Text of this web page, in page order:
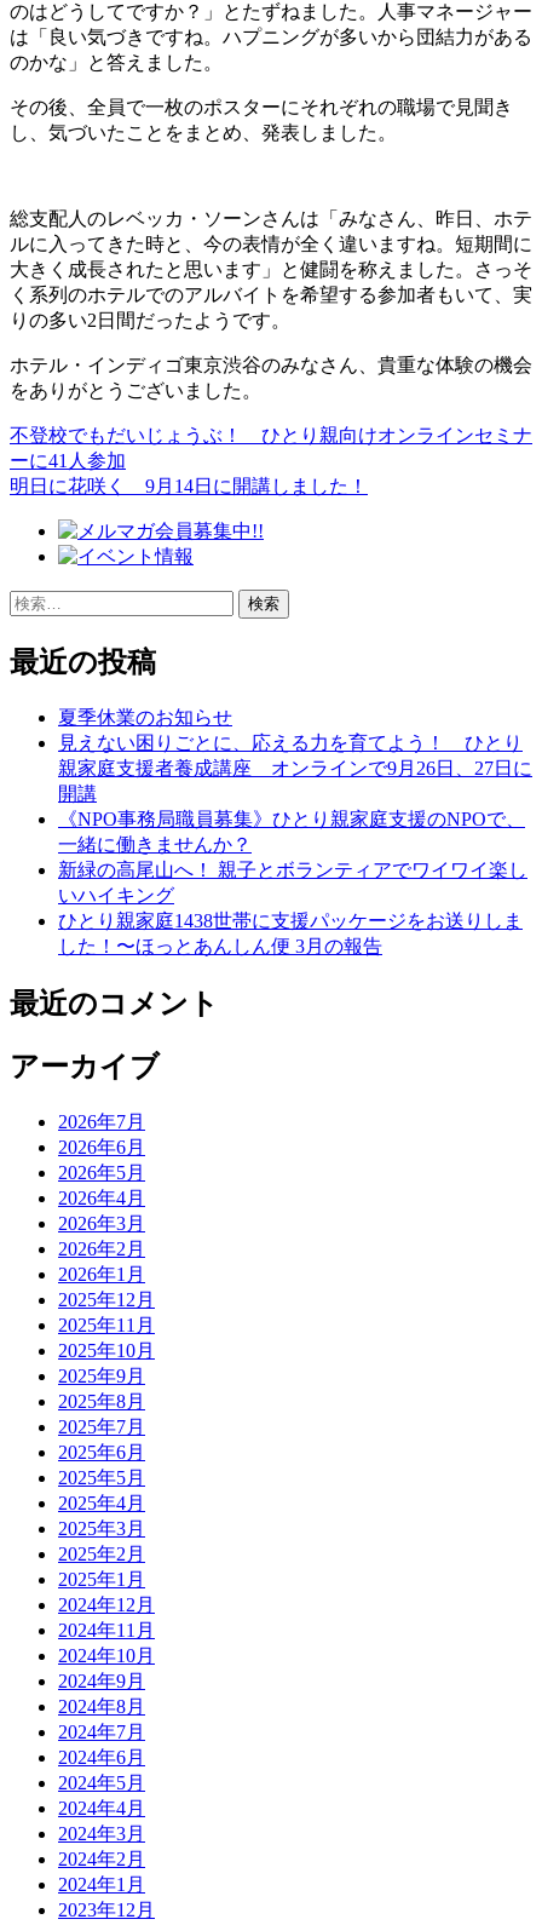
のはどうしてですか？」とたずねました。人事マネージャー
は「良い気づきですね。ハプニングが多いから団結力がある
のかな」と答えました。
その後、全員で一枚のポスターにそれぞれの職場で見聞き
し、気づいたことをまとめ、発表しました。
総支配人のレベッカ・ソーンさんは「みなさん、昨日、ホテ
ルに入ってきた時と、今の表情が全く違いますね。短期間に
大きく成長されたと思います」と健闘を称えました。さっそ
く系列のホテルでのアルバイトを希望する参加者もいて、実
りの多い2日間だったようです。
ホテル・インディゴ東京渋谷のみなさん、貴重な体験の機会
をありがとうございました。
投
稿
ゲ
シ
不登校でもだいじょうぶ！ ひとり親向けオンラインセミナ
ーに41人参加
明日に花咲く 9月14日に開講しました！
検
最近の投稿
夏季休業のお知らせ
見えない困りごとに、応える力を育てよう！ ひとり
親家庭支援者養成講座 オンラインで9月26日、27日に
開講
《NPO事務局職員募集》ひとり親家庭支援のNPOで、
一緒に働きませんか？
新緑の高尾山へ！ 親子とボランティアでワイワイ楽し
いハイキング
ひとり親家庭1438世帯に支援パッケージをお送りしま
した！〜ほっとあんしん便 3月の報告
最近のコメント
アーカイブ
2026年7月
2026年6月
2026年5月
2026年4月
2026年3月
2026年2月
2026年1月
2025年12月
2025年11月
2025年10月
2025年9月
2025年8月
2025年7月
2025年6月
2025年5月
2025年4月
2025年3月
2025年2月
2025年1月
2024年12月
2024年11月
2024年10月
2024年9月
2024年8月
2024年7月
2024年6月
2024年5月
2024年4月
2024年3月
2024年2月
2024年1月
2023年12月